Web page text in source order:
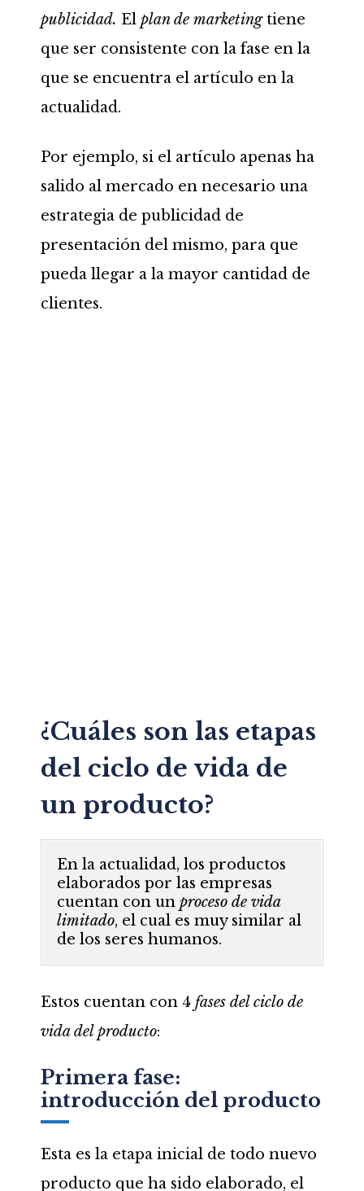
publicidad. El plan de marketingtiene
que ser consistente con la fase en la
que se encuentra el artículo en la
actualidad.
Por ejemplo, si el artículo apenas ha
salido al mercado en necesario una
estrategia de publicidad de
presentación del mismo, para que
pueda llegar a la mayor cantidad de
clientes.
¿Cuáles son las etapas
del ciclo de vida de
un producto?
En la actualidad, los productos
elaborados por las empresas
cuentan con un proceso de vida
limitado, el cual es muy similar al
de los seres humanos.
Estos cuentan con 4 fases del ciclo de
vida del producto:
Primera fase:
introducción del producto
Esta es la etapa inicial de todo nuevo
producto que ha sido elaborado, el